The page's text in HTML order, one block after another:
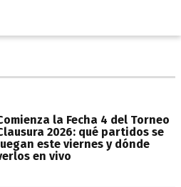
la Fecha 4 del Torneo
2026: qué partidos se
este viernes y dónde
en vivo